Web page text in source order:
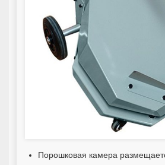
Порошковая камера